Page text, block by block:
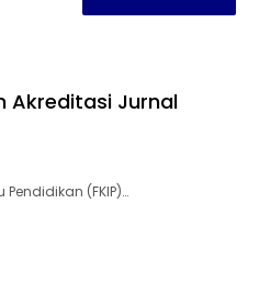
Akreditasi Jurnal
(FKIP)…